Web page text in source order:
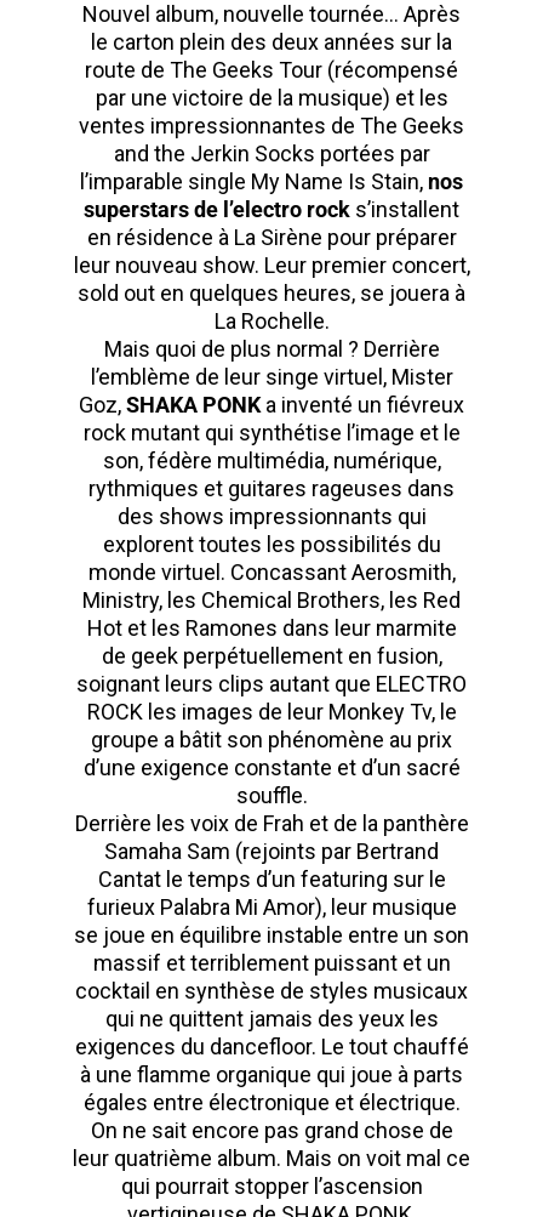
Nouvel album, nouvelle tournée… Après
le carton plein des deux années sur la
route de The Geeks Tour (récompensé
par une victoire de la musique) et les
ventes impressionnantes de The Geeks
and the Jerkin Socks portées par
l’imparable single My Name Is Stain, nos
superstars de l’electro rock s’installent
en résidence à La Sirène pour préparer
leur nouveau show. Leur premier concert,
sold out en quelques heures, se jouera à
La Rochelle.
Mais quoi de plus normal ? Derrière
l’emblème de leur singe virtuel, Mister
Goz,SHAKA PONKa inventé un fiévreux
rock mutant qui synthétise l’image et le
son, fédère multimédia, numérique,
rythmiques et guitares rageuses dans
des shows impressionnants qui
explorent toutes les possibilités du
monde virtuel. Concassant Aerosmith,
Ministry, les Chemical Brothers, les Red
Hot et les Ramones dans leur marmite
de geek perpétuellement en fusion,
soignant leurs clips autant que ELECTRO
ROCK les images de leur Monkey Tv, le
groupe a bâtit son phénomène au prix
d’une exigence constante et d’un sacré
souffle.
Derrière les voix de Frah et de la panthère
Samaha Sam (rejoints par Bertrand
Cantat le temps d’un featuring sur le
furieux Palabra Mi Amor), leur musique
se joue en équilibre instable entre un son
massif et terriblement puissant et un
cocktail en synthèse de styles musicaux
qui ne quittent jamais des yeux les
exigences du dancefloor. Le tout chauffé
à une flamme organique qui joue à parts
égales entre électronique et électrique.
On ne sait encore pas grand chose de
leur quatrième album. Mais on voit mal ce
qui pourrait stopper l’ascension